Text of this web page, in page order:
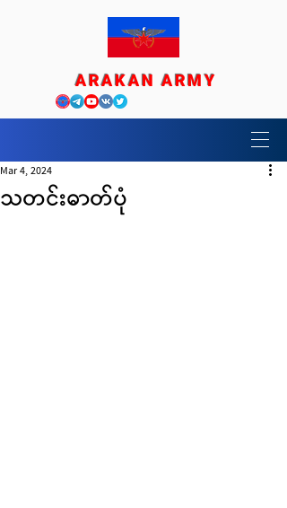
ARAKAN ARMY
သတင်းဓာတ်ပုံ
Mar 4, 2024